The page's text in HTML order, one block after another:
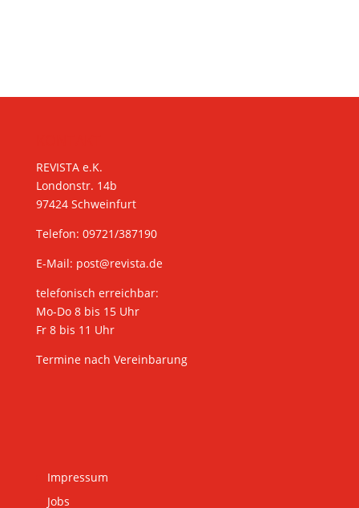
REVISTA e.K.
Londonstr. 14b
97424 Schweinfurt
Telefon: 09721/387190
E-Mail: post@revista.de
telefonisch erreichbar:
Mo-Do 8 bis 15 Uhr
Fr 8 bis 11 Uhr
Termine nach Vereinbarung
Impressum
Jobs